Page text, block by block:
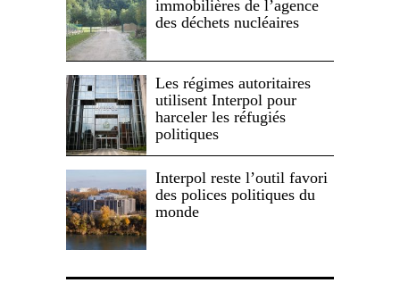
immobilières de l’agence
des déchets nucléaires
Les régimes autoritaires
utilisent Interpol pour
harceler les réfugiés
politiques
Interpol reste l’outil favori
des polices politiques du
monde